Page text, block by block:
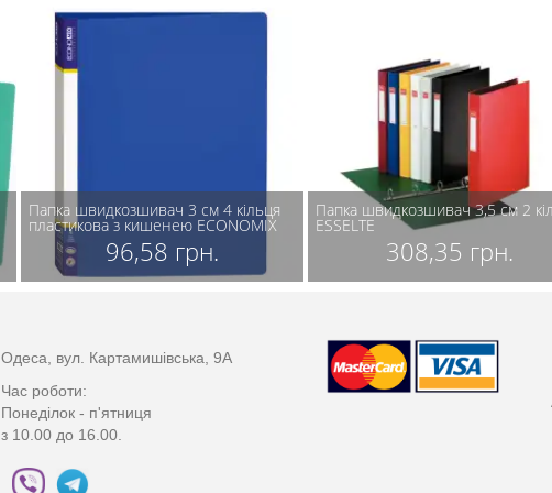
Папка швидкозшивач 3 см 4 кільця
пластикова з кишенею ECONOMIX
96,58 грн.
Папка швидкозшивач 3,5 см 2
ESSELTE
308,35 грн.
Одеса, вул. Картамишівська, 9А
Час роботи:
Понеділок - п'ятниця
з 10.00 до 16.00.